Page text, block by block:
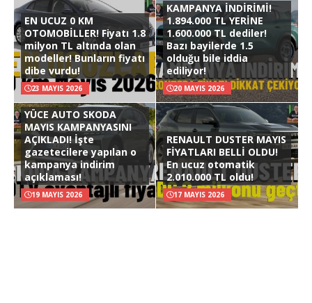
EN UCUZ 0 KM
OTOMOBİLLER! Fiyatı 1.8
milyon TL altında olan
modeller! Bunların fiyatı
dibe vurdu!
23 MAYIS 2026
KAMPANYA İNDİRİMİ!
1.894.000 TL YERİNE
1.600.000 TL dediler!
Bazı bayilerde 1.5
olduğu bile iddia
ediliyor!
20 MAYIS 2026
YÜCE AUTO SKODA
MAYIS KAMPANYASINI
AÇIKLADI! İşte
gazetecilere yapılan o
kampanya indirim
açıklaması!
19 MAYIS 2026
RENAULT DUSTER MAYIS
FİYATLARI BELLİ OLDU!
En ucuz otomatik
2.010.000 TL oldu!
17 MAYIS 2026